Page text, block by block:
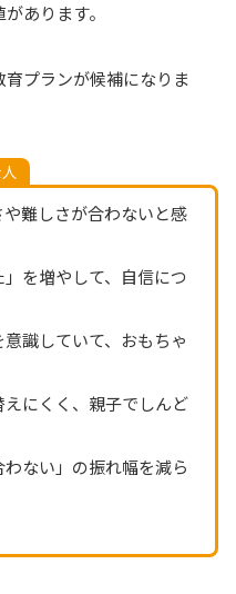
あります。
プランが候補になりま
難しさが合わないと感
」を増やして、自信につ
識していて、おもちゃ
にくく、親子でしんど
ない」の振れ幅を減ら